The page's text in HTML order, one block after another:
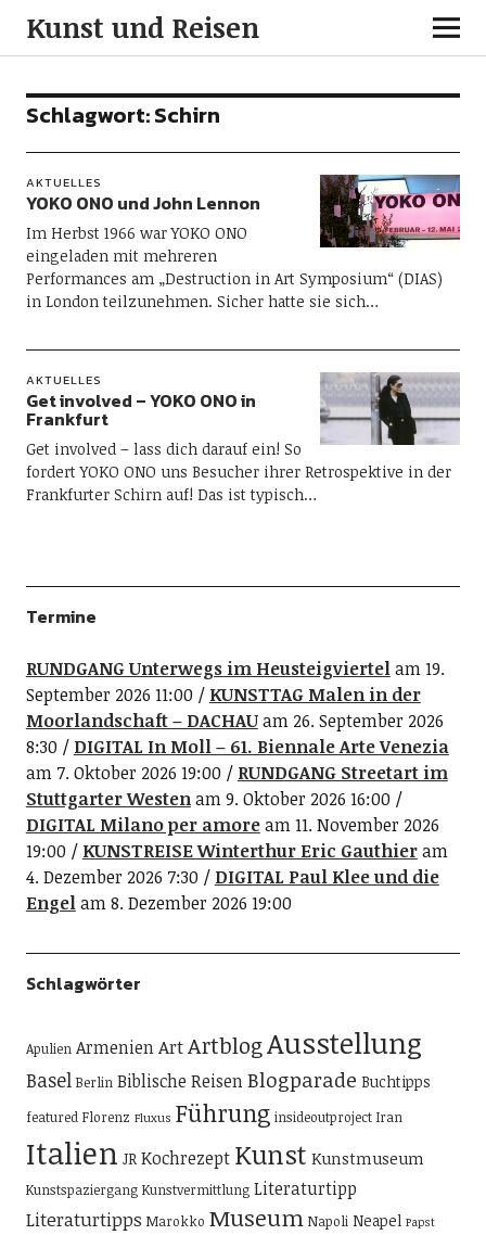
Kunst und Reisen
Schlagwort:Schirn
AKTUELLES
YOKO ONO und John Lennon
Im Herbst 1966 war YOKO ONO
eingeladen mit mehreren
Performances am „Destruction in Art Symposium“ (DIAS)
in London teilzunehmen. Sicher hatte sie sich…
AKTUELLES
Get involved – YOKO ONO in
Frankfurt
Get involved – lass dich darauf ein! So
fordert YOKO ONO uns Besucher ihrer Retrospektive in der
Frankfurter Schirn auf! Das ist typisch…
Termine
RUNDGANG Unterwegs im Heusteigviertelam 19.
September 2026 11:00
KUNSTTAG Malen in der
Moorlandschaft – DACHAUam 26. September 2026
8:30
DIGITAL In Moll – 61. Biennale Arte Venezia
am 7. Oktober 2026 19:00
RUNDGANG Streetart im
Stuttgarter Westenam 9. Oktober 2026 16:00
DIGITAL Milano per amoream 11. November 2026
19:00
KUNSTREISE Winterthur Eric Gauthieram
4. Dezember 2026 7:30
DIGITAL Paul Klee und die
Engelam 8. Dezember 2026 19:00
Schlagwörter
Apulien ArmenienArtArtblogAusstellung
Basel Berlin Biblische ReisenBlogparade Buchtipps
featured Florenz Fluxus Führung insideoutproject Iran
Italien JR Kochrezept Kunst Kunstmuseum
Kunstspaziergang Kunstvermittlung Literaturtipp
Literaturtipps Marokko Museum Napoli Neapel Papst